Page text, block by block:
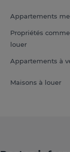
Appartements
Propriétés
louer
Appartements à
Maisons à louer